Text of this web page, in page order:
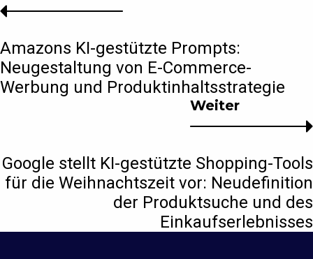
Weiter
Google stellt KI-gestützte Shopping-Tools
für die Weihnachtszeit vor: Neudefinition
der Produktsuche und des
Einkaufserlebnisses
Amazons KI-gestützte Prompts:
Neugestaltung von E-Commerce-
Werbung und Produktinhaltsstrategie